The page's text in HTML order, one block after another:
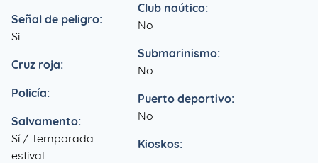
Señal de peligro:
Si
Cruz roja:
Policía:
Salvamento:
Sí / Temporada
estival
Club naútico:
No
Submarinismo:
No
Puerto deportivo:
No
Kioskos: